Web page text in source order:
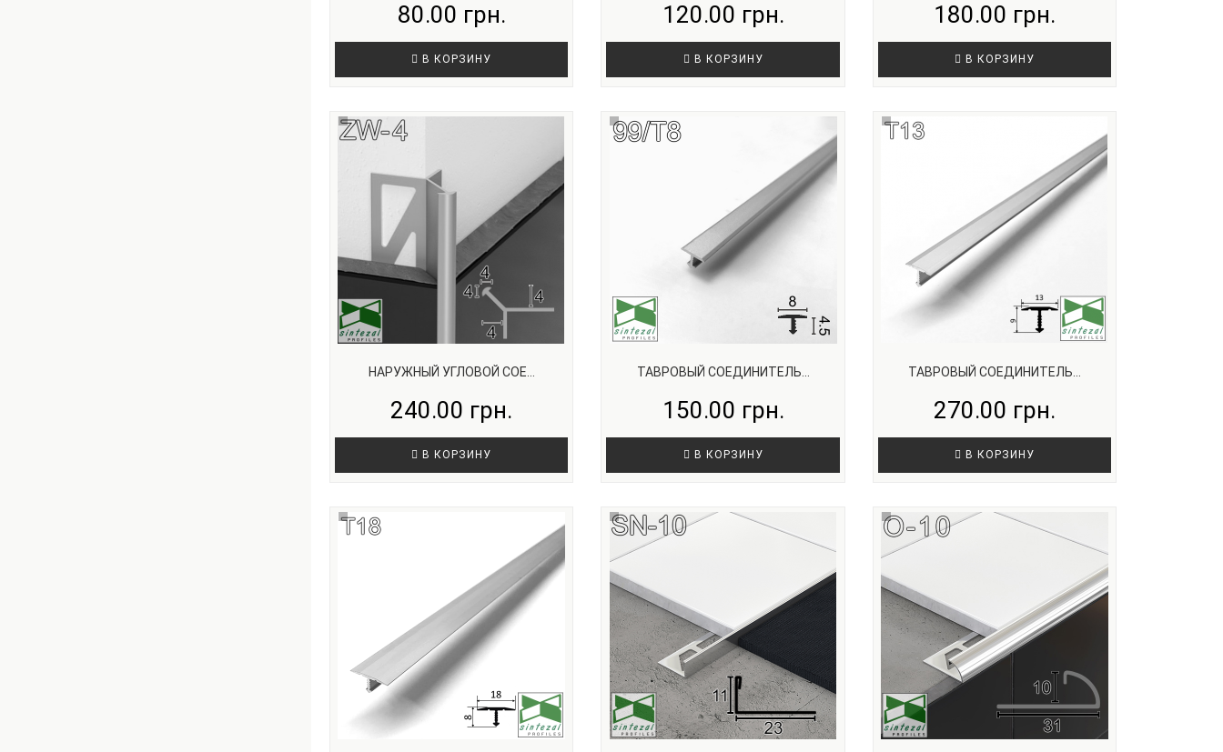
80.00 грн.
В КОРЗИНУ
120.00 грн.
В КОРЗИНУ
180.00 грн.
В КОРЗИНУ
НАРУЖНЫЙ УГЛОВОЙ СОЕ...
240.00 грн.
В КОРЗИНУ
ТАВРОВЫЙ СОЕДИНИТЕЛЬ...
150.00 грн.
В КОРЗИНУ
ТАВРОВЫЙ СОЕДИНИТЕЛЬ...
270.00 грн.
В КОРЗИНУ